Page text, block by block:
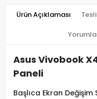
Ürün Açıklaması
Asus Vivobook
Paneli
Başlıca Ekran Değişim